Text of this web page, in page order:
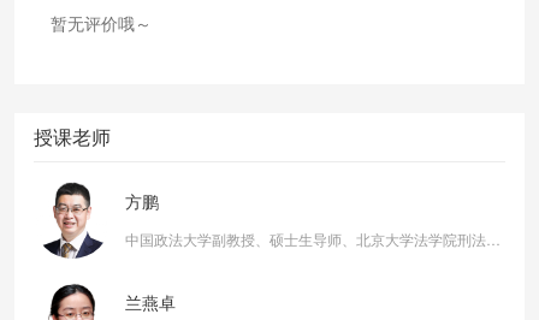
暂无评价哦～
授课老师
方鹏
兰燕卓